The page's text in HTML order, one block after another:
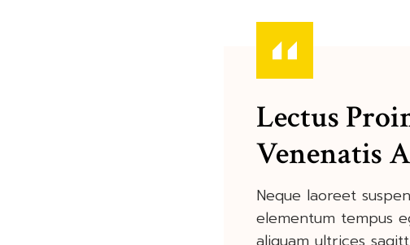
Lectus
Venenatis
Neque laoreet
elementum tempus